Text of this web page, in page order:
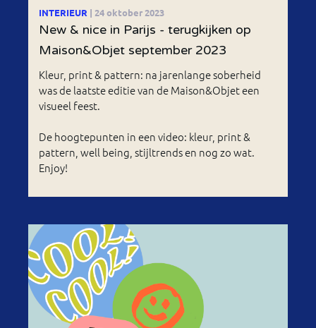
INTERIEUR | 24 oktober 2023
New & nice in Parijs - terugkijken op
Maison&Objet september 2023
Kleur, print & pattern: na jarenlange soberheid
was de laatste editie van de Maison&Objet een
visueel feest.
De hoogtepunten in een video: kleur, print &
pattern, well being, stijltrends en nog zo wat.
Enjoy!